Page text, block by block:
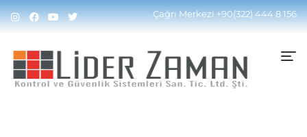
Çağrı Merkezi+90(322) 444 8 156
Home Ürünler “PIAL” Olarak Etiketlendi